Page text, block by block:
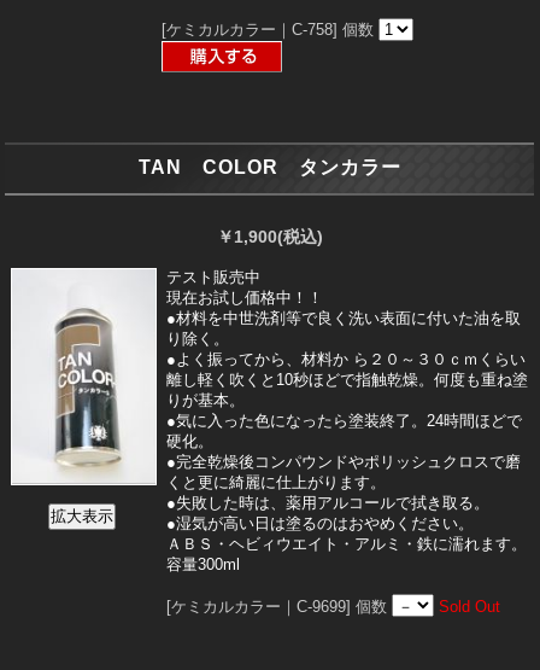
[ケミカルカラー｜C-758] 個数
TAN COLOR タンカラー
￥1,900(税込)
テスト販売中
現在お試し価格中！！
●材料を中世洗剤等で良く洗い表面に付いた油を取
り除く。
●よく振ってから、材料か ら２０～３０ｃｍくらい
離し軽く吹くと10秒ほどで指触乾燥。何度も重ね塗
りが基本。
●気に入った色になったら塗装終了。24時間ほどで
硬化。
●完全乾燥後コンパウンドやポリッシュクロスで磨
くと更に綺麗に仕上がります。
●失敗した時は、薬用アルコールで拭き取る。
●湿気が高い日は塗るのはおやめください。
ＡＢＳ・ヘビィウエイト・アルミ・鉄に濡れます。
容量300ml
[ケミカルカラー｜C-9699] 個数 Sold Out